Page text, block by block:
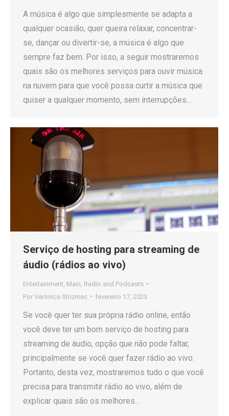
A música é algo que simplesmente se adapta a
qualquer ocasião, quer queira relaxar, concentrar-
se, dançar ou divertir-se, a música é algo que
sempre faz bem. Por isso, a seguir mostraremos
quais são os melhores serviços para ouvir música
na nuvem para que você possa curtir a música que
quiser a qualquer momento, sem interrupções…
Serviço de hosting para streaming de
áudio (rádios ao vivo)
Entertainment Main Radio and Podcasts
Por Verónica Strizinec fevereiro 17, 2023
Se você quer ter sua própria rádio online, então
você deve ter um bom serviço de hosting para
streaming de áudio, opção que não pode faltar,
principalmente se você quer fazer rádio ao vivo.
Portanto, desta vez, mostraremos tudo o que você
precisa para transmitir rádio ao vivo, além de
explicar quais são os melhores…